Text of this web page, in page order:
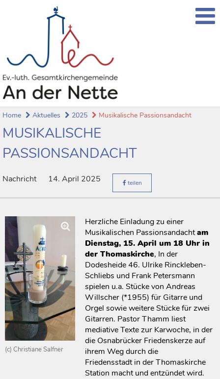
Home Aktuelles 2025 Musikalische Passionsandacht
MUSIKALISCHE
PASSIONSANDACHT
Nachricht 14. April 2025 teilen
(c) Christiane Salfner
Herzliche Einladung zu einer
Musikalischen Passionsandachtam
Dienstag, 15. April um 18 Uhr in
der Thomaskirche, In der
Dodesheide 46. Ulrike Rinckleben-
Schliebs und Frank Petersmann
spielen u.a. Stücke von Andreas
Willscher (*1955) für Gitarre und
Orgel sowie weitere Stücke für zwei
Gitarren. Pastor Thamm liest
mediative Texte zur Karwoche, in der
die Osnabrücker Friedenskerze auf
ihrem Weg durch die
Friedensstadt in der Thomaskirche
Station macht und entzündet wird.